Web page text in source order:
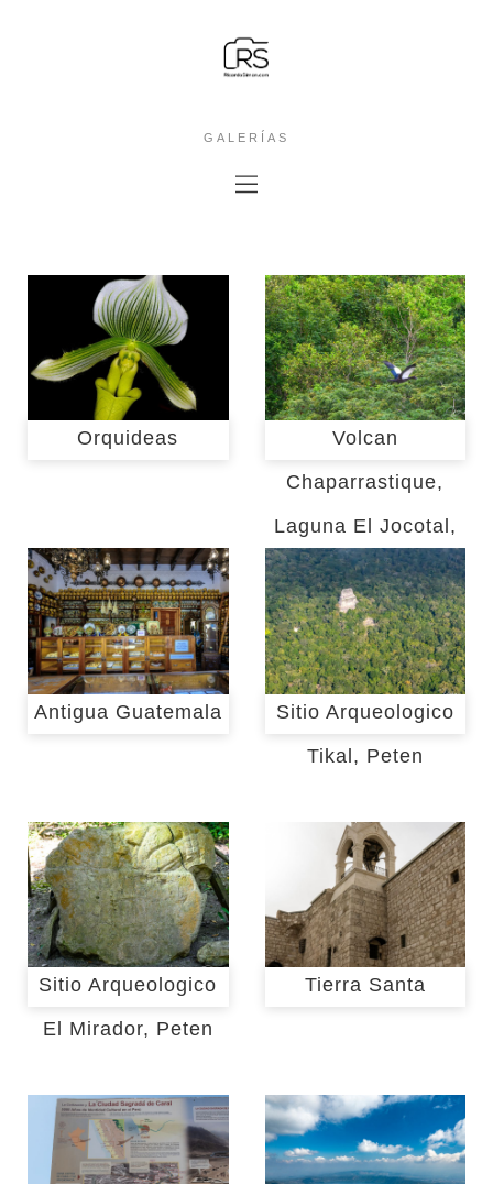
GALERÍAS
Orquideas
Volcan
Chaparrastique,
Laguna El Jocotal,
San Miguel
Antigua Guatemala
Sitio Arqueologico
Tikal, Peten
Sitio Arqueologico
El Mirador, Peten
Tierra Santa